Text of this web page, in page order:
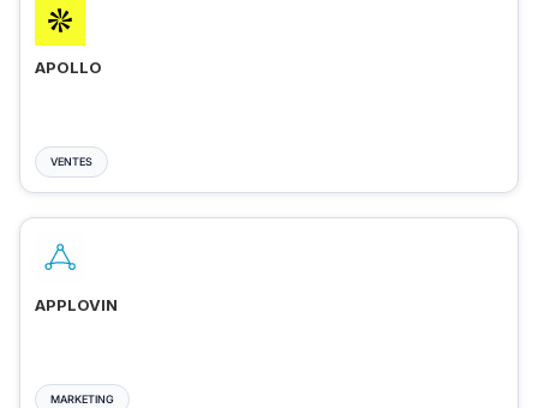
APOLLO
VENTES
APPLOVIN
MARKETING